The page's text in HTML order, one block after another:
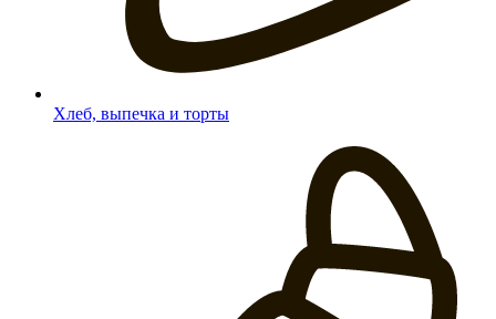
Хлеб, выпечка и торты